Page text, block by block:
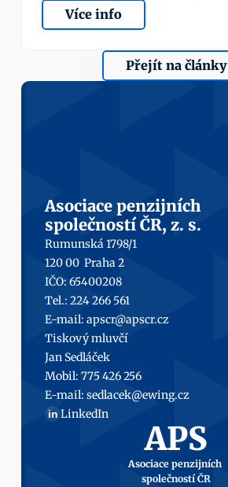
Více info
Přejít na články
Asociace penzijních
společností ČR, z. s.
Rumunská 1798/1
120 00  Praha 2
IČO: 65400208
Tel.: 224 266 561
E-mail: apscr@apscr.cz
Tiskový mluvčí
Jan Sedláček
Mobil: 775 426 256
E-mail: sedlacek@ewing.cz
in LinkedIn
APS
Asociace penzijních
společností ČR